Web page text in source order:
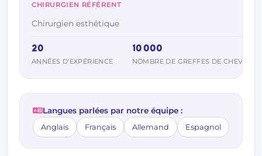
CHIRURGIEN RÉFÉRENT
Chirurgien esthétique
20
ANNÉES D'EXPÉRIENCE
10 000
NOMBRE DE GREFFES DE CHEVEUX
Langues parlées par notre équipe :
Anglais Français Allemand Espagnol